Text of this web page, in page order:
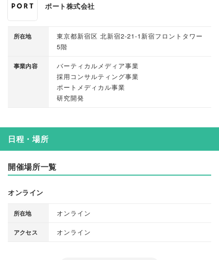
ポート株式会社
所在地
東京都新宿区 北新宿2-21-1新宿フロントタワー
5階
事業内容
バーティカルメディア事業
採用コンサルティング事業
ポートメディカル事業
研究開発
日程・場所
開催場所一覧
オンライン
所在地 オンライン
アクセス オンライン